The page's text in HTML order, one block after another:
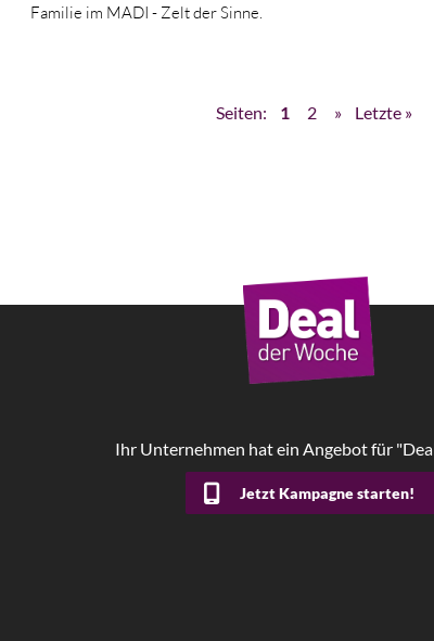
Familie im MADI - Zelt der Sinne.
Seiten: 1 2 » Letzte »
Ihr Unternehmen hat ein Angebot für
Jetzt Kampagne starten!